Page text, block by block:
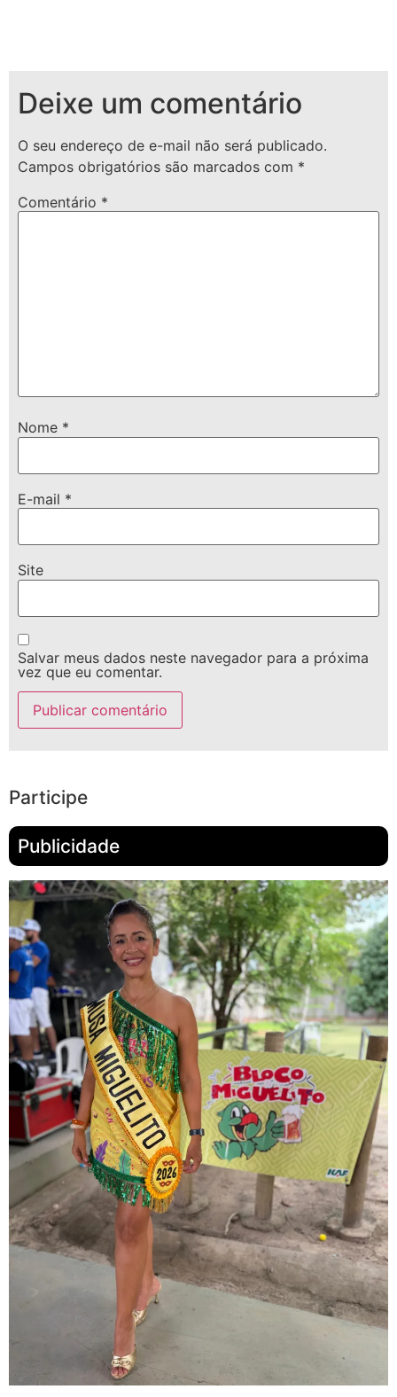
Deixe um comentário
O seu endereço de e-mail não será publicado.
Campos obrigatórios são marcados com *
Comentário *
Nome *
E-mail *
Site
Salvar meus dados neste navegador para a próxima
vez que eu comentar.
Participe
Publicidade